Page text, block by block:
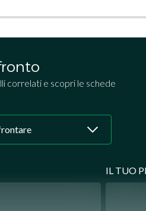
correlati e scopri le schede
IL TUO